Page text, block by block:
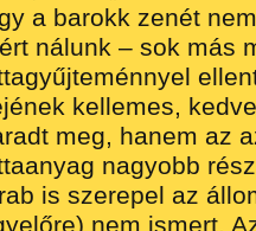
a barokk zenét
nálunk – sok más
kellemes,
meg, hanem az
nagyobb
is szerepel az